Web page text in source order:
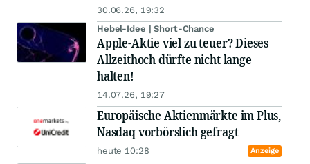
30.06.26, 19:32
Hebel-Idee | Short-Chance
Apple-Aktie viel zu teuer? Dieses
Allzeithoch dürfte nicht lange
halten!
14.07.26, 19:27
Europäische Aktienmärkte im Plus,
Nasdaq vorbörslich gefragt
heute 10:28 Anzeige